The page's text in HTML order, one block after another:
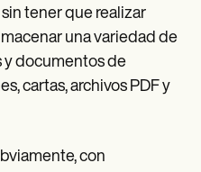
tener que realizar
una variedad de
y documentos de
cartas, archivos PDF y
con